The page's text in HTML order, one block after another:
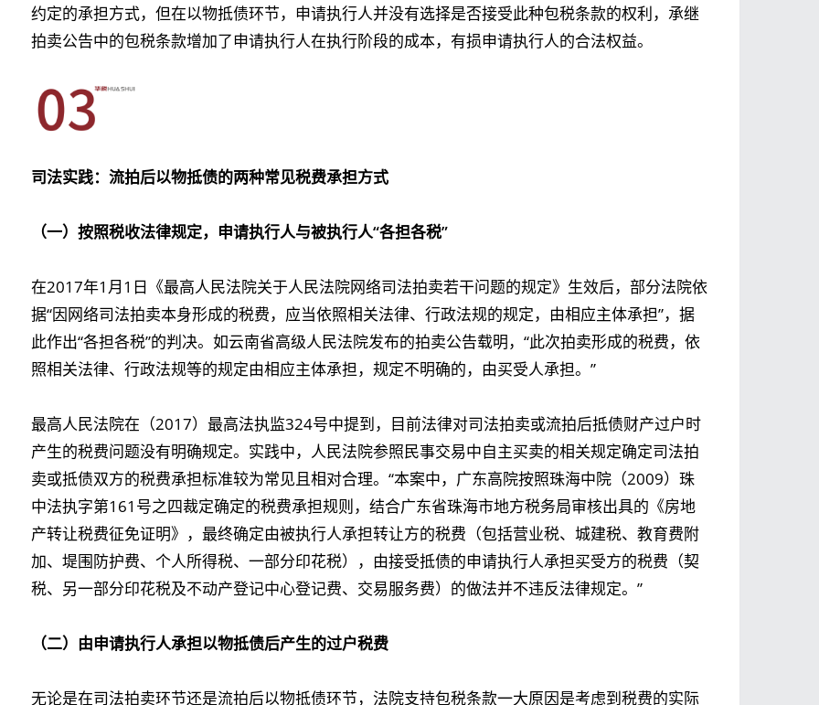
约定的承担方式，但在以物抵债环节，申请执行人并没有选择是否接受此种包税条款的权利，承继
拍卖公告中的包税条款增加了申请执行人在执行阶段的成本，有损申请执行人的合法权益。
司法实践：流拍后以物抵债的两种常见税费承担方式
（一）按照税收法律规定，申请执行人与被执行人“各担各税”
在2017年1月1日《最高人民法院关于人民法院网络司法拍卖若干问题的规定》生效后，部分法院依
据“因网络司法拍卖本身形成的税费，应当依照相关法律、行政法规的规定，由相应主体承担”，据
此作出“各担各税”的判决。如云南省高级人民法院发布的拍卖公告载明，“此次拍卖形成的税费，依
照相关法律、行政法规等的规定由相应主体承担，规定不明确的，由买受人承担。”
最高人民法院在（2017）最高法执监324号中提到，目前法律对司法拍卖或流拍后抵债财产过户时
产生的税费问题没有明确规定。实践中，人民法院参照民事交易中自主买卖的相关规定确定司法拍
卖或抵债双方的税费承担标准较为常见且相对合理。“本案中，广东高院按照珠海中院（2009）珠
中法执字第161号之四裁定确定的税费承担规则，结合广东省珠海市地方税务局审核出具的《房地
产转让税费征免证明》，最终确定由被执行人承担转让方的税费（包括营业税、城建税、教育费附
加、堤围防护费、个人所得税、一部分印花税），由接受抵债的申请执行人承担买受方的税费（契
税、另一部分印花税及不动产登记中心登记费、交易服务费）的做法并不违反法律规定。”
（二）由申请执行人承担以物抵债后产生的过户税费
无论是在司法拍卖环节还是流拍后以物抵债环节，法院支持包税条款一大原因是考虑到税费的实际